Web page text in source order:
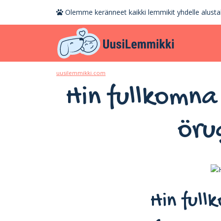
Olemme keränneet kaikki lemmikit yhdelle
uusilemmikki.com
Hin
Hin